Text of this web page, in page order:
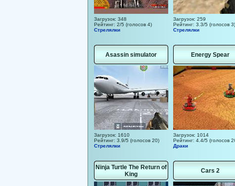
Загрузок: 348
Рейтинг: 2/5 (голосов 4)
Стрелялки
Загрузок: 259
Рейтинг: 3.3/5 (голосов 3)
Стрелялки
Asassin simulator
Загрузок: 1610
Рейтинг: 3.9/5 (голосов 20)
Стрелялки
Energy Spear
Загрузок: 1014
Рейтинг: 4.4/5 (голосов
Драки
Ninja Turtle The Return of
King
Cars 2